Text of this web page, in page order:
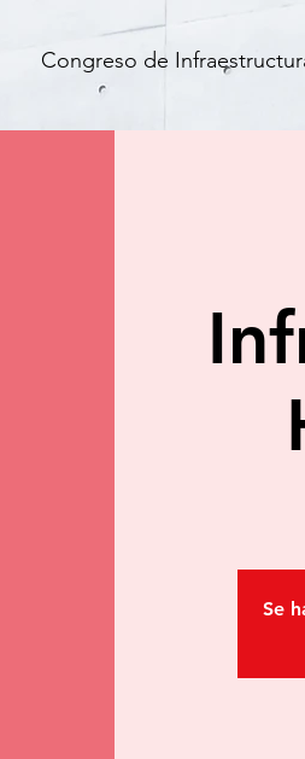
Congreso de
Se